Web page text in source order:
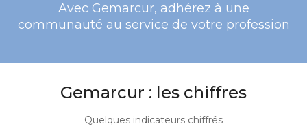
Avec Gemarcur, adhérez à une
communauté au service de votre profession
Gemarcur : les chiffres
Quelques indicateurs chiffrés